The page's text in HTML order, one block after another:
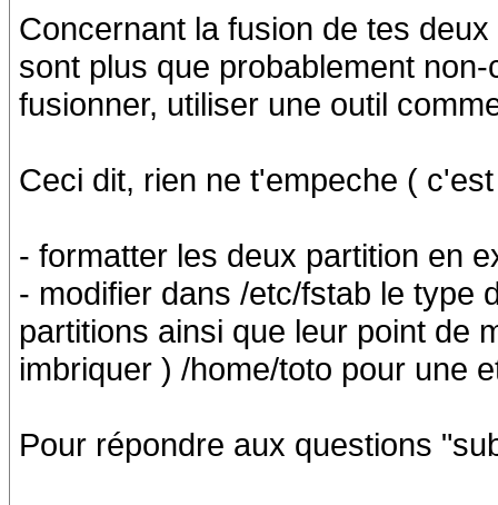
Concernant la fusion de tes
sont plus que probablement
fusionner, utiliser une outil
Ceci dit, rien ne t'empeche (
- formatter les deux partition en
- modifier dans /etc/fstab le type
partitions ainsi que leur point de
imbriquer ) /home/toto pour une
Pour répondre aux questions